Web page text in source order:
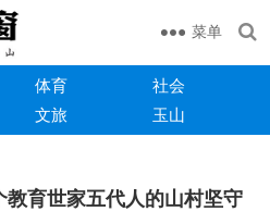
菜单
体育
社会
文旅 玉山
育世家五代人的山村坚守